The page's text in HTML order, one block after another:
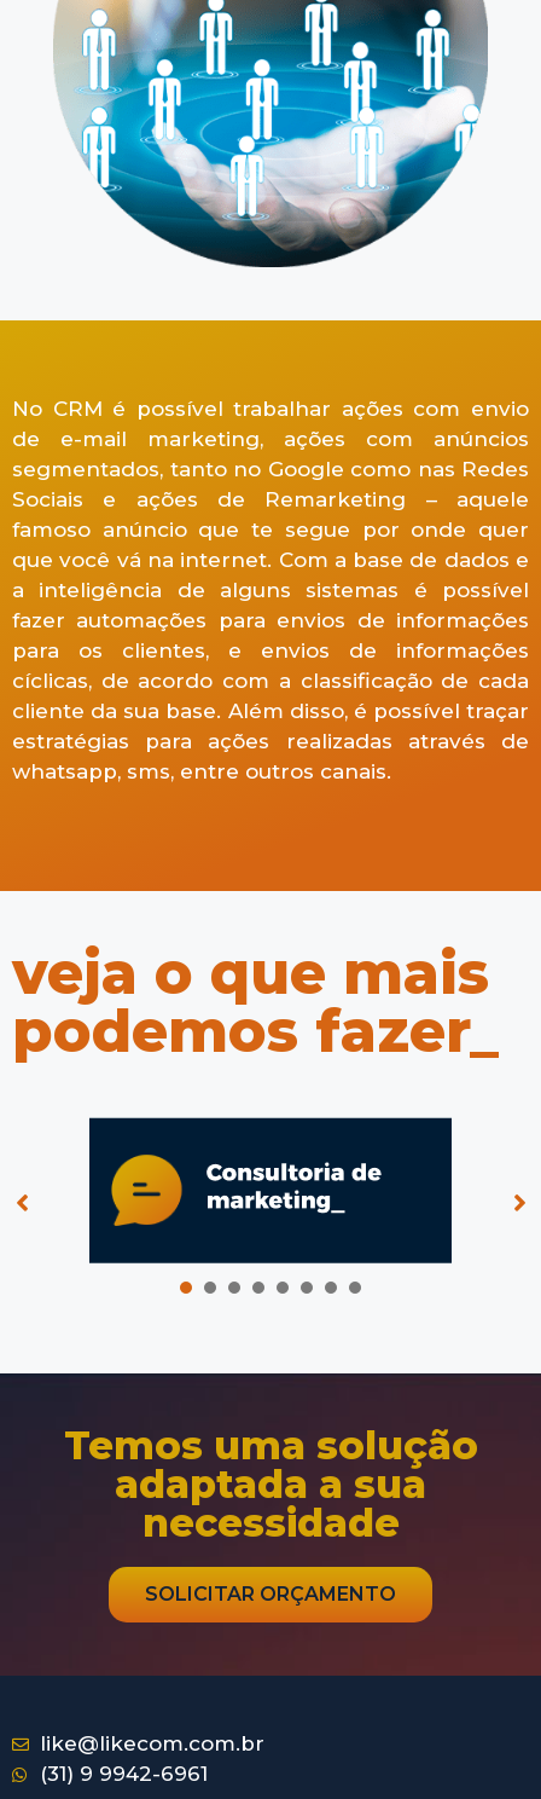
No CRM é possível trabalhar ações com envio
de e-mail marketing, ações com anúncios
segmentados, tanto no Google como nas Redes
Sociais e ações de Remarketing – aquele
famoso anúncio que te segue por onde quer
que você vá na internet. Com a base de dados e
a inteligência de alguns sistemas é possível
fazer automações para envios de informações
para os clientes, e envios de informações
cíclicas, de acordo com a classificação de cada
cliente da sua base. Além disso, é possível traçar
estratégias para ações realizadas através de
whatsapp, sms, entre outros canais.
veja o que mais
podemos fazer_
Temos uma solução
adaptada a sua
necessidade
SOLICITAR ORÇAMENTO
like@likecom.com.br
(31) 9 9942-6961